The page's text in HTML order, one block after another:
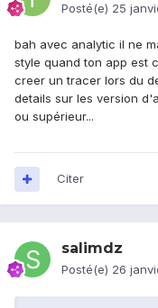
Posté(e) 25
bah avec analytic il ne
style quand ton app est
creer un tracer lors du
details sur les version
ou supérieur...
Citer
salimdz
Posté(e) 26